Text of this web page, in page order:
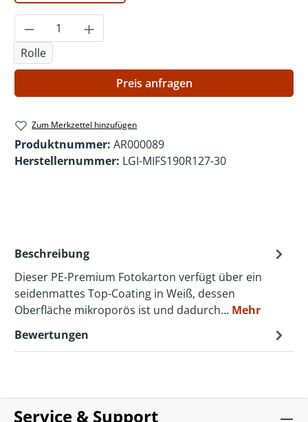
Produkt Anzahl: Gib den gewünschten
Rolle
Preis anfragen
Zum Merkzettel hinzufügen
Produktnummer: AR000089
Herstellernummer: LGI-MIFS190R127-30
Beschreibung
Dieser PE-Premium Fotokarton verfügt über ein
seidenmattes Top-Coating in Weiß, dessen
Oberfläche mikroporös ist und dadurch… Mehr
Bewertungen
Service & Support